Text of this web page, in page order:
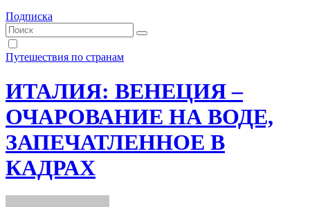
Подписка
Путешествия по странам
ИТАЛИЯ: ВЕНЕЦИЯ –
ОЧАРОВАНИЕ НА ВОДЕ,
ЗАПЕЧАТЛЕННОЕ В
КАДРАХ